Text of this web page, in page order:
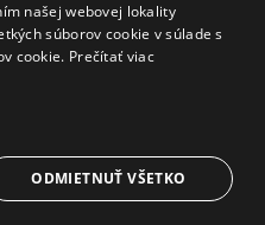
našej webovej lokality
súborov cookie v súlade s
cookie. Prečítať viac
ODMIETNUŤ VŠETKO